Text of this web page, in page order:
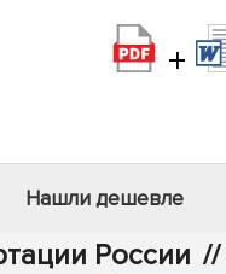
+
Нашли дешевле
России //